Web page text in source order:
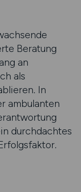
Beratung
an
als
In
ambulanten
durchdachtes